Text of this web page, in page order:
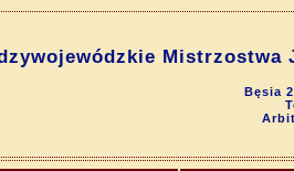
Mistrzostwa
Bęsia